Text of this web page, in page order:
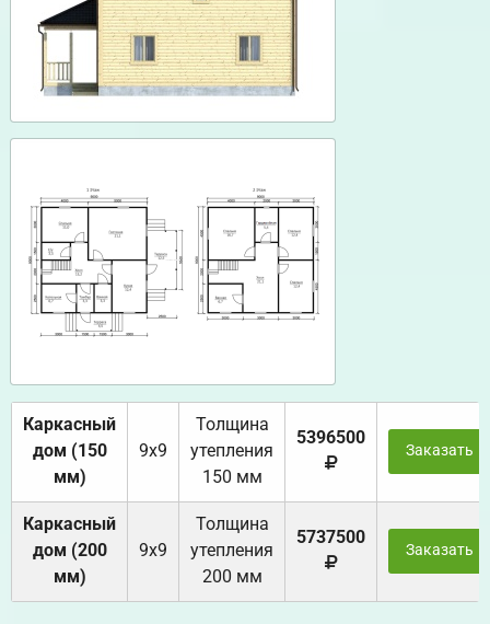
Каркасный
дом (150
мм)
9х9
Толщина
утепления
150 мм
5396500
Заказать
Каркасный
дом (200
мм)
9х9
Толщина
утепления
200 мм
5737500
Заказать